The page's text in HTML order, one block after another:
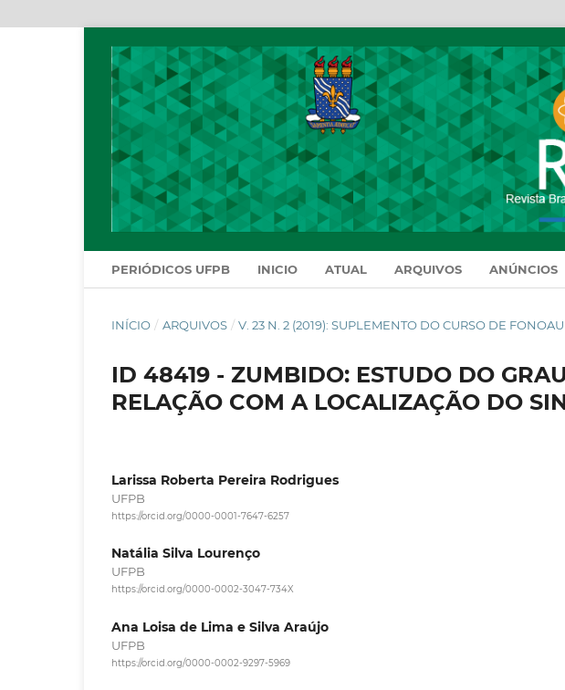
PERIÓDICOS UFPB INICIO ATUAL ARQUIVOS ANÚNCIOS
INÍCIO / ARQUIVOS / V. 23 N. 2 (2019): SUPLEMENTO DO CURSO DE
ID 48419 - ZUMBIDO: ESTUDO DO
RELAÇÃO COM A LOCALIZAÇÃO DO
Larissa Roberta Pereira Rodrigues
UFPB
https://orcid.org/0000-0001-7647-6257
Natália Silva Lourenço
UFPB
https://orcid.org/0000-0002-3047-734X
Ana Loisa de Lima e Silva Araújo
UFPB
https://orcid.org/0000-0002-9297-5969